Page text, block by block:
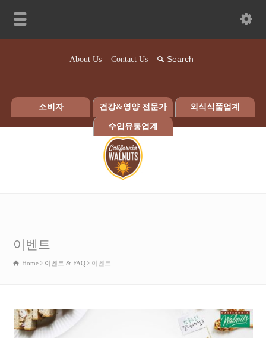
About Us Contact Us
소비자 건강&영양 전문가 외식식품업계
수입유통업계
이벤트
Home 이벤트 & FAQ 이벤트